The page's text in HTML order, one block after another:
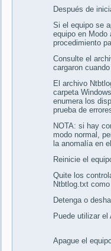
Después de
Si el equipo se
equipo en
procedimiento
Consulte el
cargaron
El archivo
carpeta
enumera los
prueba de
NOTA: si hay
modo normal,
la anomalía en
Reinicie el
Quite los
Ntbtlog.txt
Detenga o
Puede utilizar
Apague el